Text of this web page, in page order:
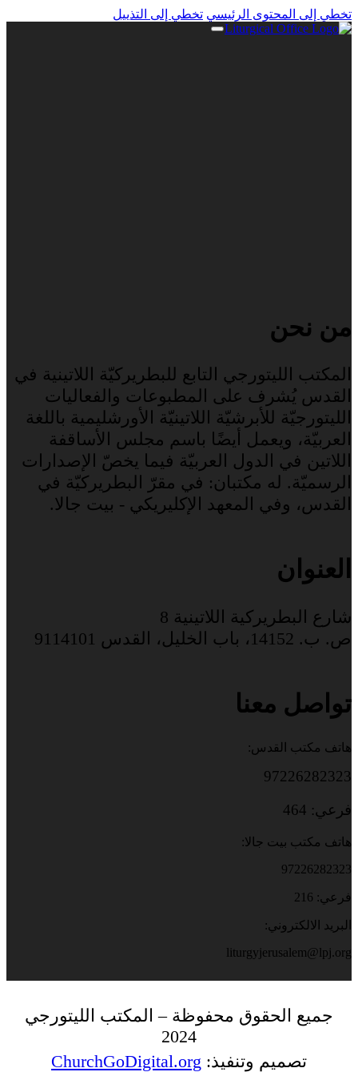
تخطي إلى المحتوى الرئيسي تخطي إلى التذييل
من نحن
المكتب الليتورجي التابع للبطريركيّة اللاتينية في
القدس يُشرف على المطبوعات والفعاليات
الليتورجيّة للأبرشيّة اللاتينيّة الأورشليمية باللغة
العربيّة، ويعمل أيضًا باسم مجلس الأساقفة
اللاتين في الدول العربيّة فيما يخصّ الإصدارات
الرسميّة. له مكتبان: في مقرّ البطريركيّة في
القدس، وفي المعهد الإكليريكي - بيت جالا.
العنوان
شارع البطريركية اللاتينية 8
ص. ب. 14152، باب الخليل، القدس 9114101
تواصل معنا
هاتف مكتب القدس:
97226282323
فرعي: 464
هاتف مكتب بيت جالا:
97226282323
فرعي: 216
البريد الالكتروني:
liturgyjerusalem@lpj.org
جميع الحقوق محفوظة – المكتب الليتورجي
2024
تصميم وتنفيذ: ChurchGoDigital.org